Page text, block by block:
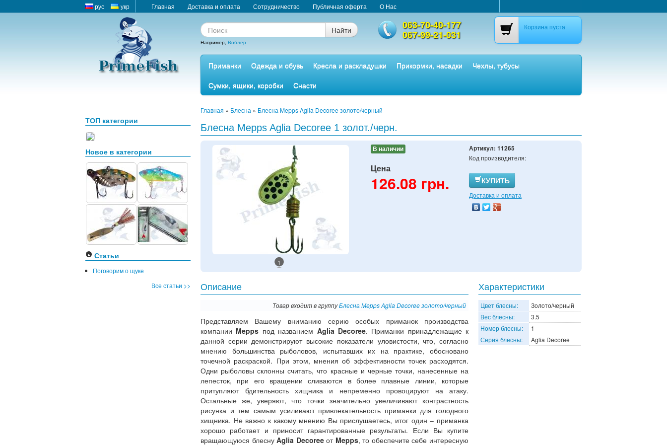
рус укр Главная Доставка и оплата Сотрудничество Публичная оферта О Нас
Найти
Например, Воблер
063-70-40-177
067-99-21-031
Корзина пуста
Приманки Одежда и обувь Кресла и раскладушки Прикормки, насадки
Чехлы, тубусы
Сумки, ящики, коробки
Снасти
ТОП категории
Новое в категории
Статьи
Поговорим о щуке
Все статьи >>
Главная » Блесна » Блесна Mepps Aglia Decoree золото/черный
Блесна Mepps Aglia Decoree 1 золот./черн.
1
В наличии
Цена
126.08 грн.
Артикул: 11265
Код производителя:
КУПИТЬ
Доставка и оплата
Описание
Товар входит в группуБлесна Mepps Aglia Decoree золото/черный
Представляем Вашему вниманию серию особых приманок производства
компании Mepps под названием Aglia Decoree. Приманки принадлежащие к
данной серии демонстрируют высокие показатели уловистости, что, согласно
мнению большинства рыболовов, испытавших их на практике, обосновано
точечной раскраской. При этом, мнения об эффективности точек расходятся.
Одни рыболовы склонны считать, что красные и черные точки, нанесенные на
лепесток, при его вращении сливаются в более плавные линии, которые
притупляют бдительность хищника и непременно провоцируют на атаку.
Остальные же, уверяют, что точки значительно увеличивают контрастность
рисунка и тем самым усиливают привлекательность приманки для голодного
хищника. Не важно к какому мнению Вы прислушаетесь, итог один – приманка
хорошо работает и приносит гарантированные результаты. Если Вы купите
вращающуюся блеснуAglia Decoreeот Mepps, то обеспечите себе интересную
Характеристики
Цвет блесны:
Золото/черный
Вес блесны:
3.5
Номер блесны:
1
Серия блесны:
Aglia Decoree